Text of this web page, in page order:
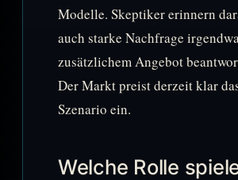
Modelle. Skeptiker erinnern
auch starke Nachfrage
zusätzlichem Angebot
Der Markt preist derzeit klar
Szenario ein.
Welche Rolle